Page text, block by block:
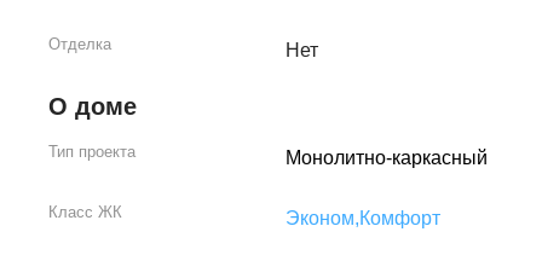
Отделка Нет
О доме
Тип проекта Монолитно-каркасный
Класс ЖК Эконом,Комфорт